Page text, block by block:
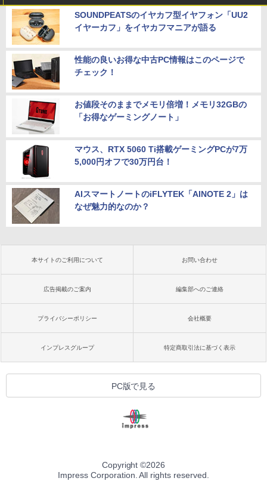
SOUNDPEATSのイヤカフ型イヤフォン「UU2
イヤーカフ」をイヤカフマニアが語る
性能の良いお得な中古PC情報はこのページで
チェック！
お値段そのままでメモリ倍増！メモリ32GBの
「お得なゲーミングノート」
マウス、RTX 5060 Ti搭載ゲーミングPCが7万
5,000円オフで30万円台！
AIスマートノートのiFLYTEK「AINOTE 2」は
なぜ魅力的なのか？
本サイトのご利用について お問い合わせ
広告掲載のご案内 編集部へのご連絡
プライバシーポリシー 会社概要
インプレスグループ 特定商取引法に基づく表示
PC版で見る
Copyright ©2026
Impress Corporation. All rights reserved.